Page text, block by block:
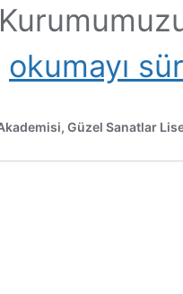
Bire
Bir
DERS
okumayı
Güzel Sanatlar